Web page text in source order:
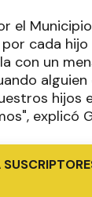
el
cada
con un
hijos
explicó